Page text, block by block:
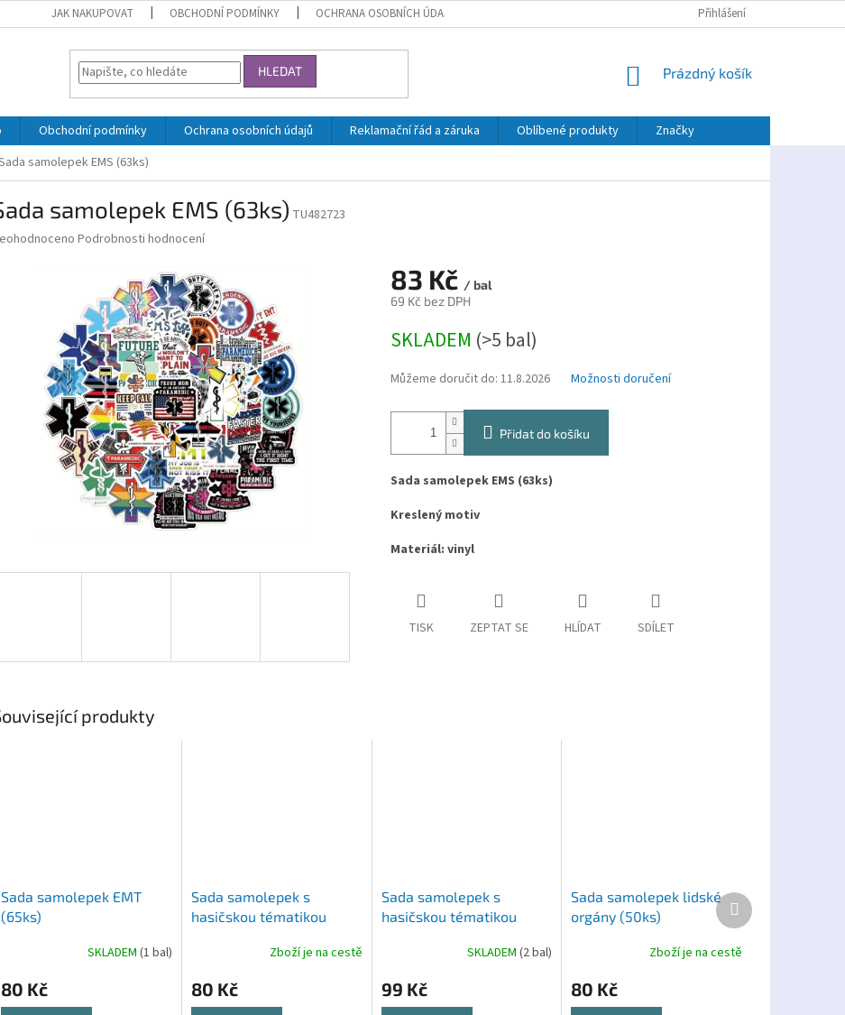
JAK NAKUPOVAT OBCHODNÍ PODMÍNKY OCHRANA OSOBNÍCH ÚDAJŮ Přihlášení
HLEDAT
NÁKUPNÍ
Prázdný košík
Obchodní podmínky Ochrana osobních údajů Reklamační řád a záruka Oblíbené produkty
Značky
samolepek EMS (63ks)
samolepek EMS (63ks) TU482723
Podrobnosti hodnocení
83 Kč / bal
69 Kč bez DPH
cena:
SKLADEM (>5 bal)
Můžeme doručit do: 11.8.2026 Možnosti doručení
Přidat do košíku
Sada samolepek EMS (63ks)
Kreslený motiv
Materiál: vinyl
TISK ZEPTAT SE HLÍDAT SDÍLET
produkty
Sada samolepek EMT
(65ks)
SKLADEM (1 bal)
80 Kč
Sada samolepek s
hasičskou tématikou
Zboží je na cestě
80 Kč
Sada samolepek s
hasičskou tématikou
SKLADEM(2 bal)
99 Kč
Sada samolepek lidské
orgány (50ks)
Zboží je na cestě
80 Kč
Další
produkt